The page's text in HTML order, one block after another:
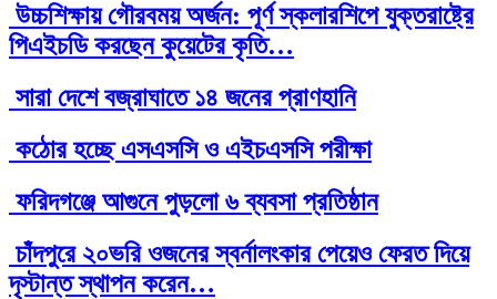
উচ্চশিক্ষায় গৌরবময় অর্জন: পূর্ণ স্কলারশিপে যুক্তরাষ্ট্রে
পিএইচডি করছেন কুয়েটের কৃতি…
সারা দেশে বজ্রাঘাতে ১৪ জনের প্রাণহানি
কঠোর হচ্ছে এসএসসি ও এইচএসসি পরীক্ষা
ফরিদগঞ্জে আগুনে পুড়লো ৬ ব্যবসা প্রতিষ্ঠান
চাঁদপুরে ২০ভরি ওজনের স্বর্নালংকার পেয়েও ফেরত দিয়ে
দৃস্টান্ত স্থাপন করেন…